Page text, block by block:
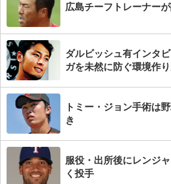
広島チーフトレーナー
ダルビッシュ有インタ
ガを未然に防ぐ環境作り
トミー・ジョン手術は
き
服役・出所後にレンジ
く投手